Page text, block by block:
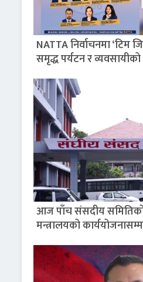
NATTA निर्वाचनमा ‘टिम
समृद्ध पर्यटन र व्यवसायीको
आज पाँच संसदीय
मन्त्रालयको